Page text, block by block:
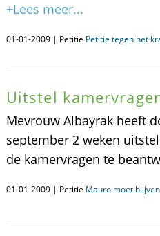
+Lees meer...
01-01-2009 | Petitie Petitie tegen het
Uitstel
Mevrouw Albayrak heeft
september 2 weken
de kamervragen te
01-01-2009 | Petitie Mauro moet blijven